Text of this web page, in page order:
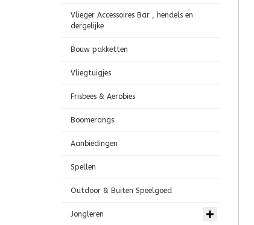
Vlieger Accessoires Bar , hendels en
dergelijke
Bouw pakketten
Vliegtuigjes
Frisbees & Aerobies
Boomerangs
Aanbiedingen
Spellen
Outdoor & Buiten Speelgoed
Jongleren